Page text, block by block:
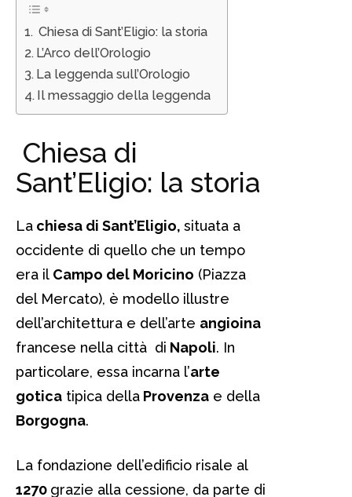
Chiesa di Sant’Eligio: la storia
L’Arco dell’Orologio
La leggenda sull’Orologio
Il messaggio della leggenda
Chiesa di
Sant’Eligio: la storia
La chiesa di Sant’Eligio, situata a
occidente di quello che un tempo
era il Campo del Moricino (Piazza
del Mercato), è modello illustre
dell’architettura e dell’arte angioina
francese nella città di Napoli. In
particolare, essa incarna l’arte
gotica tipica della Provenza e della
Borgogna.
La fondazione dell’edificio risale al
1270 grazie alla cessione, da parte di